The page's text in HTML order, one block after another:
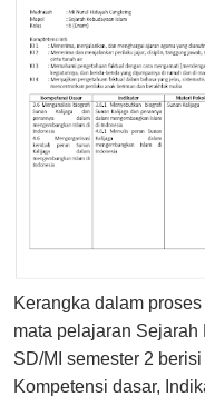
Kerangka dalam
mata pelajaran
SD/MI semester 2
Kompetensi dasar,